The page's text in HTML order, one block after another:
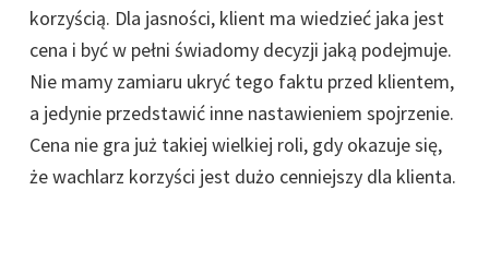
korzyścią. Dla jasności, klient ma wiedzieć jaka jest
cena i być w pełni świadomy decyzji jaką podejmuje.
Nie mamy zamiaru ukryć tego faktu przed klientem,
a jedynie przedstawić inne nastawieniem spojrzenie.
Cena nie gra już takiej wielkiej roli, gdy okazuje się,
że wachlarz korzyści jest dużo cenniejszy dla klienta.